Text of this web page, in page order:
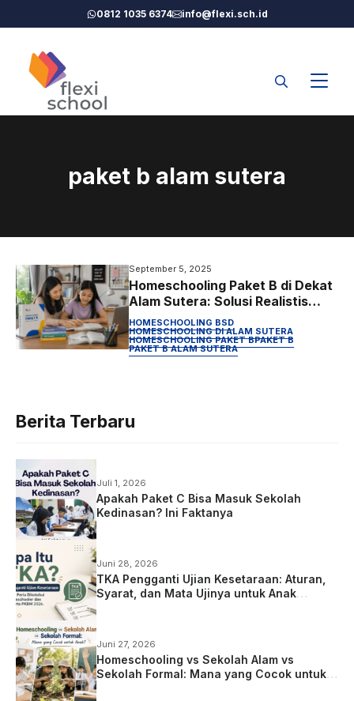
ke
0812 1035 6374 info@flexi.sch.id
paket b alam sutera
September 5, 2025
Homeschooling Paket B di Dekat
Alam Sutera: Solusi Realistis
Saat Anak Tidak Nyaman
Sekolah Formal
HOMESCHOOLING BSD
HOMESCHOOLING DI ALAM SUTERA
HOMESCHOOLING PAKET BPAKET B
PAKET B ALAM SUTERA
Berita Terbaru
Juli 1, 2026
Apakah Paket C Bisa Masuk Sekolah
Kedinasan? Ini Faktanya
Juni 28, 2026
TKA Pengganti Ujian Kesetaraan: Aturan,
Syarat, dan Mata Ujinya untuk Anak
Juni 27, 2026
Homeschooling vs Sekolah Alam vs
Sekolah Formal: Mana yang Cocok untuk